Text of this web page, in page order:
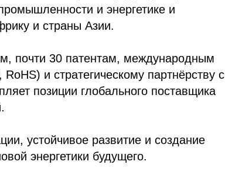
и энергетике и
и страны Азии.
почти 30 патентам, международным
и стратегическому партнёрству с
позиции глобального поставщика
устойчивое развитие и создание
энергетики будущего.